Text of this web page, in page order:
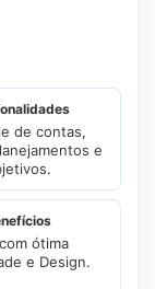
de contas,
e
ótima
e Design.